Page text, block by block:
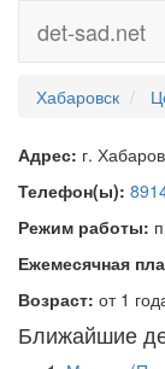
det-sad.net
Хабаровск
Адрес: г.
Телефон(ы):
Режим работы:
Ежемесячная
Возраст: от 1
Ближайшие